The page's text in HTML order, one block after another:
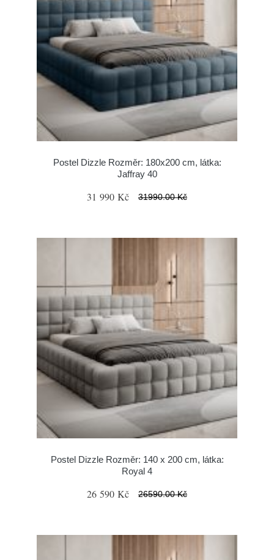
Postel Dizzle Rozměr: 180x200 cm, látka:
Jaffray 40
31 990 Kč 31990.00 Kč
Postel Dizzle Rozměr: 140 x 200 cm, látka:
Royal 4
26 590 Kč 26590.00 Kč